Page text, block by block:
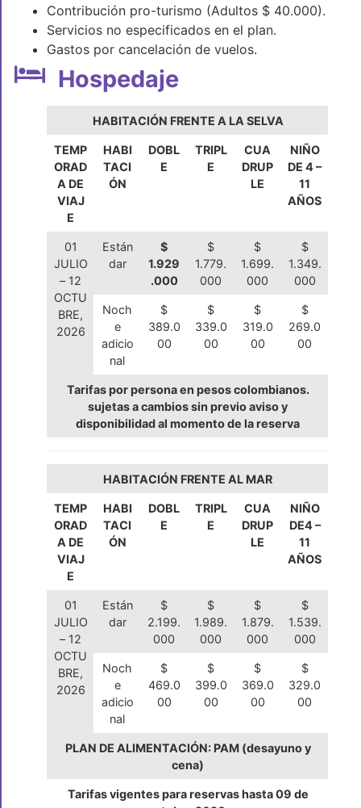
Contribución pro-turismo (Adultos $ 40.000).
Servicios no especificados en el plan.
Gastos por cancelación de vuelos.
Hospedaje
HABITACIÓN FRENTE A LA SELVA
TEMP
ORAD
A DE
VIAJ
E
HABI
TACI
ÓN
DOBL
E
TRIPL
E
CUA
DRUP
LE
NIÑO
DE 4 –
11
AÑOS
01
JULIO
– 12
OCTU
BRE,
2026
Están
dar
$
1.929
.000
$
1.779.
000
$
1.699.
000
$
1.349.
000
Noch
e
adicio
nal
$
389.0
00
$
339.0
00
$
319.0
00
$
269.0
00
Tarifas por persona en pesos colombianos.
sujetas a cambios sin previo aviso y
disponibilidad al momento de la reserva
HABITACIÓN FRENTE AL MAR
TEMP
ORAD
A DE
VIAJ
E
HABI
TACI
ÓN
DOBL
E
TRIPL
E
CUA
DRUP
LE
NIÑO
DE4 –
11
AÑOS
01
JULIO
– 12
OCTU
BRE,
2026
Están
dar
$
2.199.
000
$
1.989.
000
$
1.879.
000
$
1.539.
000
Noch
e
adicio
nal
$
469.0
00
$
399.0
00
$
369.0
00
$
329.0
00
PLAN DE ALIMENTACIÓN: PAM (desayuno y
cena)
Tarifas vigentes para reservas hasta 09 de